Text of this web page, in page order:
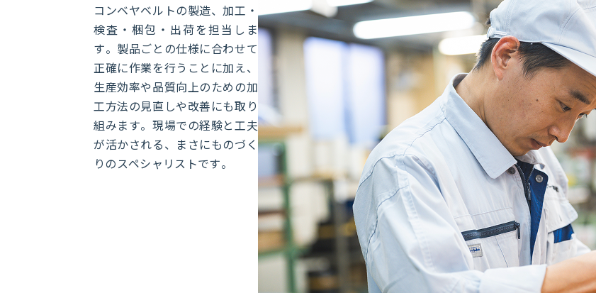
コンベヤベルトの製造、加工・
検査・梱包・出荷を担当しま
す。製品ごとの仕様に合わせて
正確に作業を行うことに加え、
生産効率や品質向上のための加
工方法の見直しや改善にも取り
組みます。現場での経験と工夫
が活かされる、まさにものづく
りのスペシャリストです。